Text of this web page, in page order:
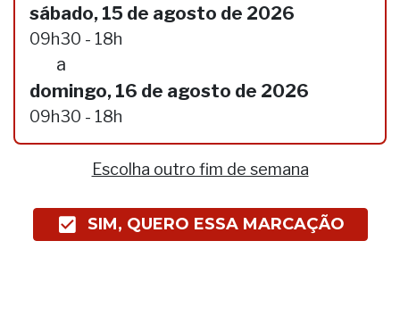
sábado, 15 de agosto de 2026
09h30 - 18h
a
domingo, 16 de agosto de 2026
09h30 - 18h
Escolha outro fim de semana
SIM, QUERO ESSA MARCAÇÃO